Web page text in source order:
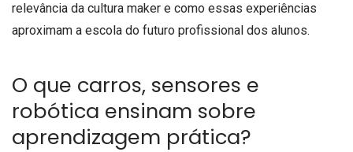
relevância da cultura maker e como essas experiências
aproximam a escola do futuro profissional dos alunos.
O que carros, sensores e
robótica ensinam sobre
aprendizagem prática?